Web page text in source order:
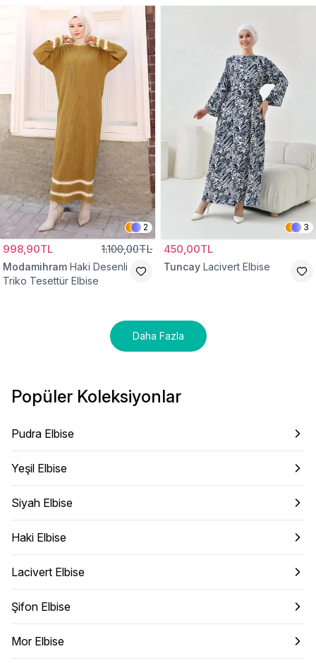
2
998,90TL 1.100,00TL
Modamihram Haki Desenli
Triko Tesettür Elbise
3
450,00TL
Tuncay Lacivert Elbise
Daha Fazla
Popüler Koleksiyonlar
Pudra Elbise
Yeşil Elbise
Siyah Elbise
Haki Elbise
Lacivert Elbise
Şifon Elbise
Mor Elbise